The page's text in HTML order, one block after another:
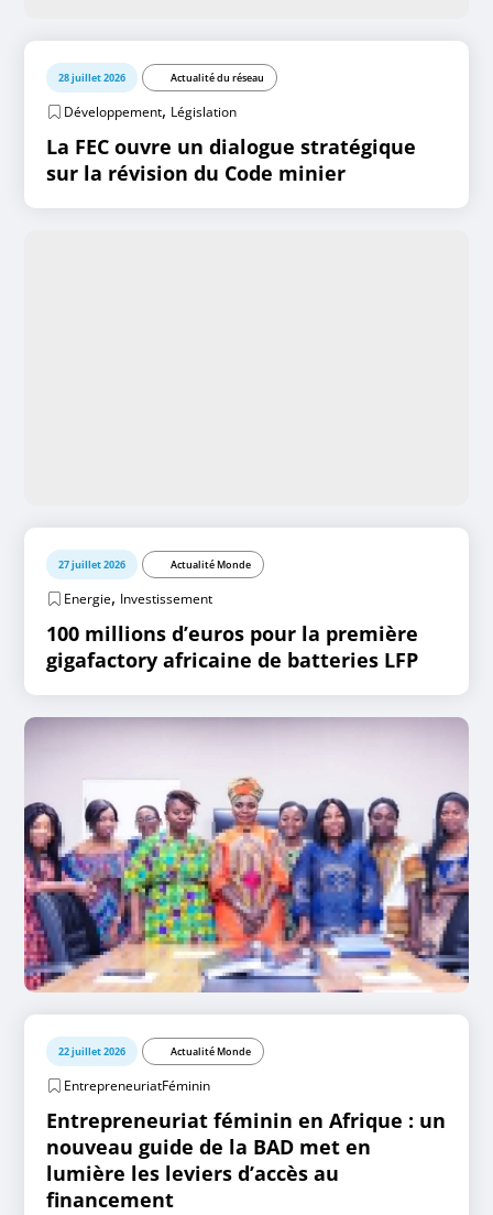
28 juillet 2026 Actualité du réseau
Développement, Législation
La FEC ouvre un dialogue stratégique
sur la révision du Code minier
27 juillet 2026 Actualité Monde
Energie, Investissement
100 millions d’euros pour la première
gigafactory africaine de batteries LFP
22 juillet 2026 Actualité Monde
EntrepreneuriatFéminin
Entrepreneuriat féminin en Afrique : un
nouveau guide de la BAD met en
lumière les leviers d’accès au
financement